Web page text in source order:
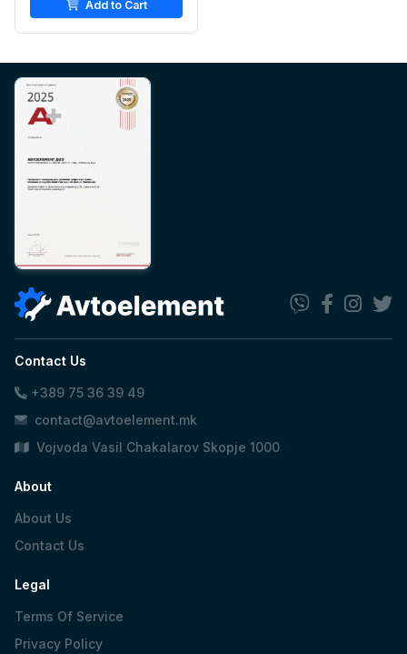
Add to Cart
Contact Us
+389 75 36 39 49
contact@avtoelement.mk
Vojvoda Vasil Chakalarov Skopje 1000
About
About Us
Contact Us
Legal
Terms Of Service
Privacy Policy